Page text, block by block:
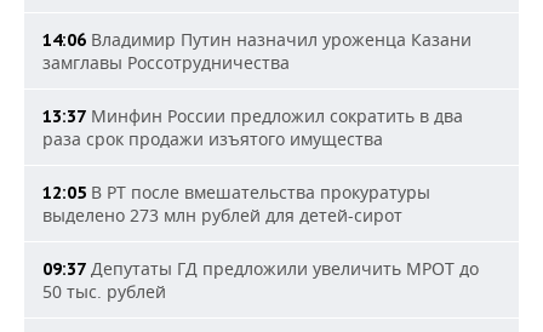
14:06 Владимир Путин назначил уроженца Казани
замглавы Россотрудничества
13:37 Минфин России предложил сократить в два
раза срок продажи изъятого имущества
12:05 В РТ после вмешательства прокуратуры
выделено 273 млн рублей для детей-сирот
09:37 Депутаты ГД предложили увеличить МРОТ до
50 тыс. рублей